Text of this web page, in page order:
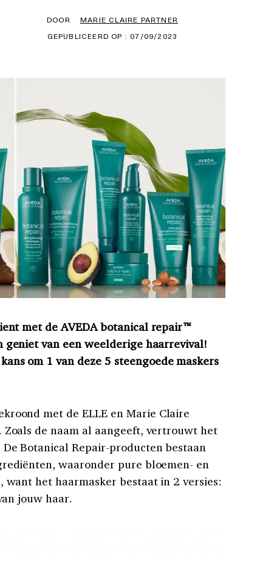
DOOR
MARIE CLAIRE PARTNER
GEPUBLICEERD OP : 07/09/2023
met de AVEDA botanical repair™
van een weelderige haarrevival!
om 1 van deze 5 steengoede maskers
met de ELLE en Marie Claire
de naam al aangeeft, vertrouwt het
Botanical Repair-producten bestaan
waaronder pure bloemen- en
het haarmasker bestaat in 2 versies:
jouw haar.